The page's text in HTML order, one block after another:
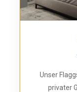
Unser
privater